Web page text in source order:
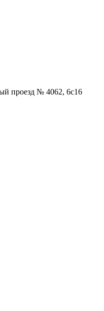
проезд № 4062, 6с16